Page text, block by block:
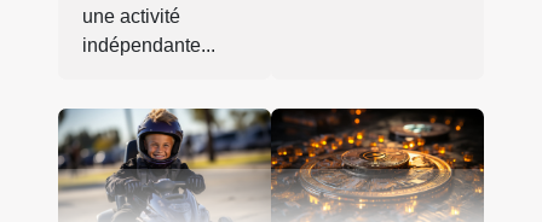
une activité
indépendante...